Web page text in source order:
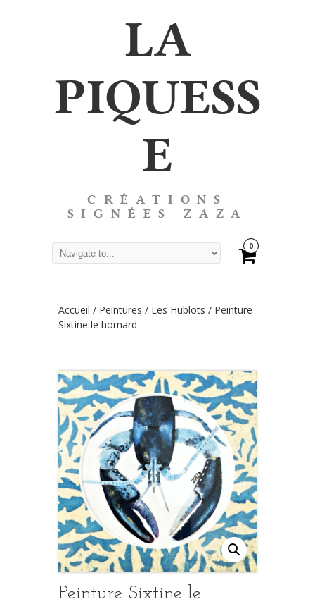
LA
PIQUESS
E
CRÉATIONS
SIGNÉES ZAZA
0
Accueil / Peintures / Les Hublots / Peinture
Sixtine le homard
Peinture Sixtine le